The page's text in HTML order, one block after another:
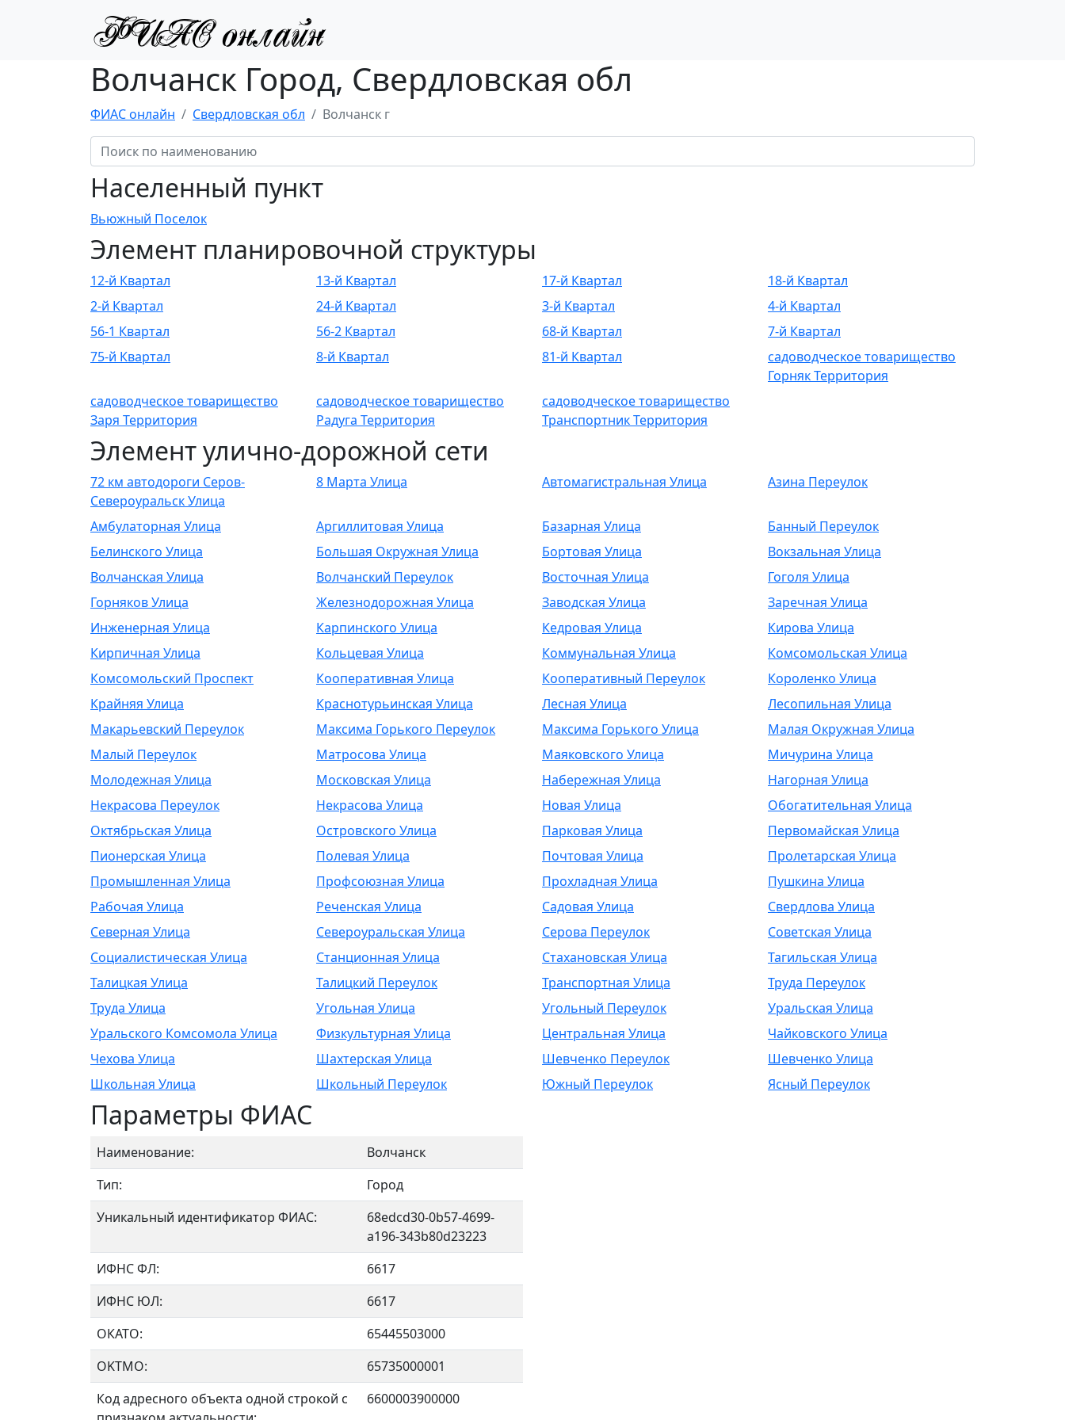
Волчанск Город, Свердловская обл
ФИАС онлайн Свердловская обл Волчанск г
Населенный пункт
Вьюжный Поселок
Элемент планировочной структуры
12-й Квартал 13-й Квартал 17-й Квартал
18-й Квартал
2-й Квартал
24-й Квартал 3-й Квартал
4-й Квартал
56-1 Квартал
56-2 Квартал 68-й Квартал
7-й Квартал
75-й Квартал
8-й Квартал 81-й Квартал
садоводческое товарищество
Горняк Территория
садоводческое товарищество
Заря Территория
садоводческое товарищество
Радуга Территория
садоводческое товарищество
Транспортник Территория
Элемент улично-дорожной сети
72 км автодороги Серов-
Североуральск Улица
8 Марта Улица Автомагистральная Улица Азина Переулок
Амбулаторная Улица Аргиллитовая Улица Базарная Улица
Банный Переулок
Белинского Улица
Большая Окружная Улица Бортовая Улица
Вокзальная Улица
Волчанская Улица
Волчанский Переулок Восточная Улица
Гоголя Улица
Горняков Улица
Железнодорожная Улица Заводская Улица
Заречная Улица
Инженерная Улица
Карпинского Улица Кедровая Улица
Кирова Улица
Кирпичная Улица
Кольцевая Улица Коммунальная Улица
Комсомольская Улица
Комсомольский Проспект
Кооперативная Улица Кооперативный Переулок
Короленко Улица
Крайняя Улица
Краснотурьинская Улица Лесная Улица
Лесопильная Улица
Макарьевский Переулок
Максима Горького Переулок Максима Горького Улица
Малая Окружная Улица
Малый Переулок
Матросова Улица Маяковского Улица
Мичурина Улица
Молодежная Улица
Московская Улица Набережная Улица
Нагорная Улица
Некрасова Переулок
Некрасова Улица Новая Улица
Обогатительная Улица
Октябрьская Улица
Островского Улица Парковая Улица
Первомайская Улица
Пионерская Улица
Полевая Улица Почтовая Улица
Пролетарская Улица
Промышленная Улица
Профсоюзная Улица Прохладная Улица
Пушкина Улица
Рабочая Улица
Реченская Улица Садовая Улица
Свердлова Улица
Северная Улица
Североуральская Улица Серова Переулок
Советская Улица
Социалистическая Улица
Станционная Улица Стахановская Улица
Тагильская Улица
Талицкая Улица
Талицкий Переулок Транспортная Улица
Труда Переулок
Труда Улица
Угольная Улица Угольный Переулок
Уральская Улица
Уральского Комсомола Улица
Физкультурная Улица Центральная Улица
Чайковского Улица
Чехова Улица
Шахтерская Улица Шевченко Переулок
Шевченко Улица
Школьная Улица
Школьный Переулок Южный Переулок Ясный Переулок
Параметры ФИАС
Наименование:
Волчанск
Тип:
Город
Уникальный идентификатор ФИАС:
68edcd30-0b57-4699-
a196-343b80d23223
ИФНС ФЛ:
6617
ИФНС ЮЛ:
6617
ОКАТО:
65445503000
OKTMO:
65735000001
Код адресного объекта одной строкой с
6600003900000